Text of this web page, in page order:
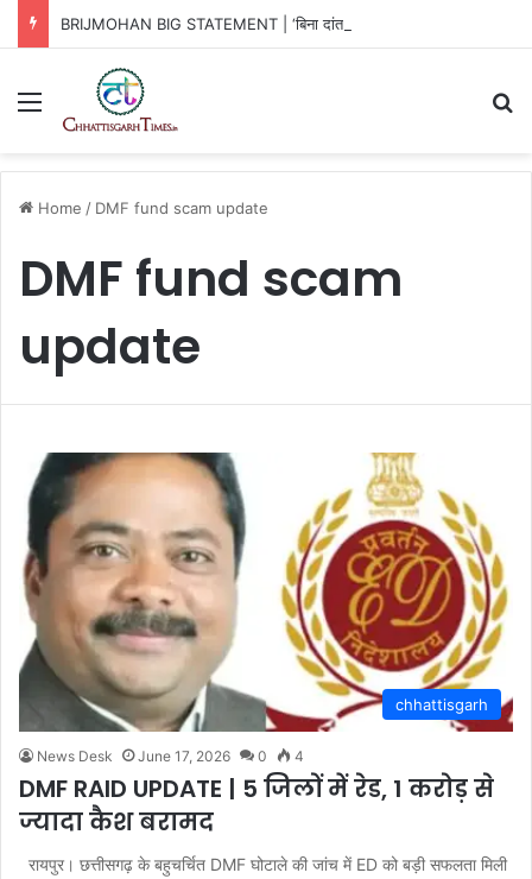
Menu
Home / DMF fund scam update
DMF fund scam
update
chhattisgarh
News Desk June 17, 2026 0 4
DMF RAID UPDATE | 5 जिलों में रेड, 1 करोड़ से
ज्यादा कैश बरामद
रायपुर। छत्तीसगढ़ के बहुचर्चित DMF घोटाले की जांच में ED को बड़ी सफलता मिली